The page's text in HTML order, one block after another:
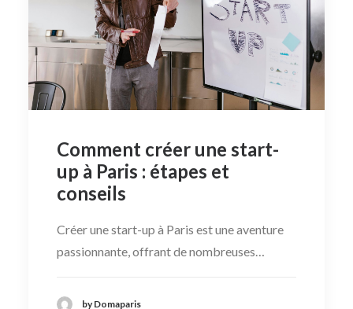
Comment créer une start-
up à Paris : étapes et
conseils
Créer une start-up à Paris est une aventure
passionnante, offrant de nombreuses…
by Domaparis